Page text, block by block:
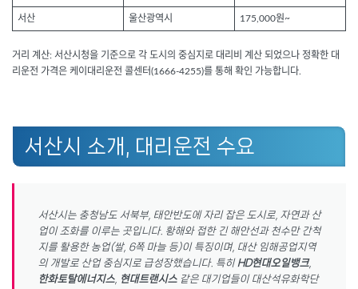
서산 울산광역시 175,000원~
거리 계산: 서산시청을 기준으로 각 도시의 중심지로 대리비 계산 되었으나 정확한 대
리운전 가격은 케이대리운전 콜센터(1666-4255)를 통해 확인 가능합니다.
서산시 소개, 대리운전 수요
서산시는 충청남도 서북부, 태안반도에 자리 잡은 도시로, 자연과 산
업이 조화를 이루는 곳입니다. 황해와 접한 긴 해안선과 천수만 간척
지를 활용한 농업(쌀, 6쪽 마늘 등)이 특징이며, 대산 임해공업지역
의 개발로 산업 중심지로 급성장했습니다. 특히 HD현대오일뱅크
한화토탈에너지스
현대트랜시스 같은 대기업들이 대산석유화학단